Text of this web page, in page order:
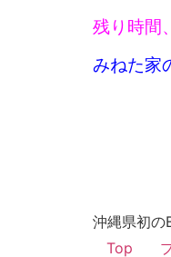
残り時間
みねた家
沖縄県初の
Top